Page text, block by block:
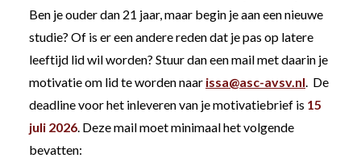
Ben je ouder dan 21 jaar, maar begin je aan een nieuwe
studie? Of is er een andere reden dat je pas op latere
leeftijd lid wil worden? Stuur dan een mail met daarin je
motivatie om lid te worden naar issa@asc-avsv.nl. De
deadline voor het inleveren van je motivatiebrief is 15
juli 2026. Deze mail moet minimaal het volgende
bevatten: